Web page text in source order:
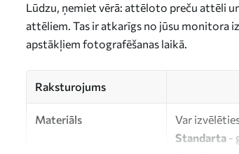
Lūdzu, ņemiet vērā: attēloto preču attēli
attēliem. Tas ir atkarīgs no jūsu monitora
apstākļiem fotografēšanas laikā.
Raksturojums
Materiāls
Var
Standarta -